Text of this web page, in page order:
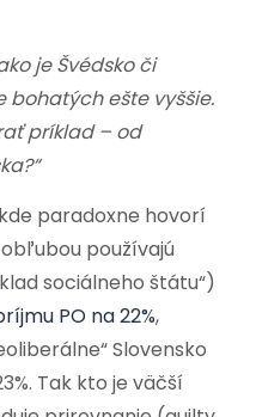
je Švédsko či
bohatých ešte vyššie.
príklad – od
paradoxne hovorí
používajú
sociálneho štátu“)
PO na 22%,
Slovensko
Tak kto je väčší